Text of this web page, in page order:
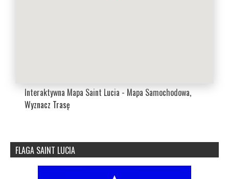
Interaktywna Mapa Saint Lucia - Mapa Samochodowa,
Wyznacz Trasę
FLAGA SAINT LUCIA